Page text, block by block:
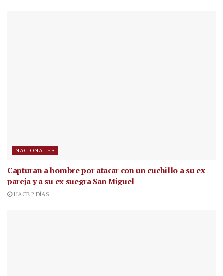
NACIONALES
Capturan a hombre por atacar con un cuchillo a su ex
pareja y a su ex suegra San Miguel
HACE 2 DÍAS